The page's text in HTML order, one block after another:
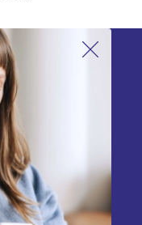
naujienlaiškį!
mūsų